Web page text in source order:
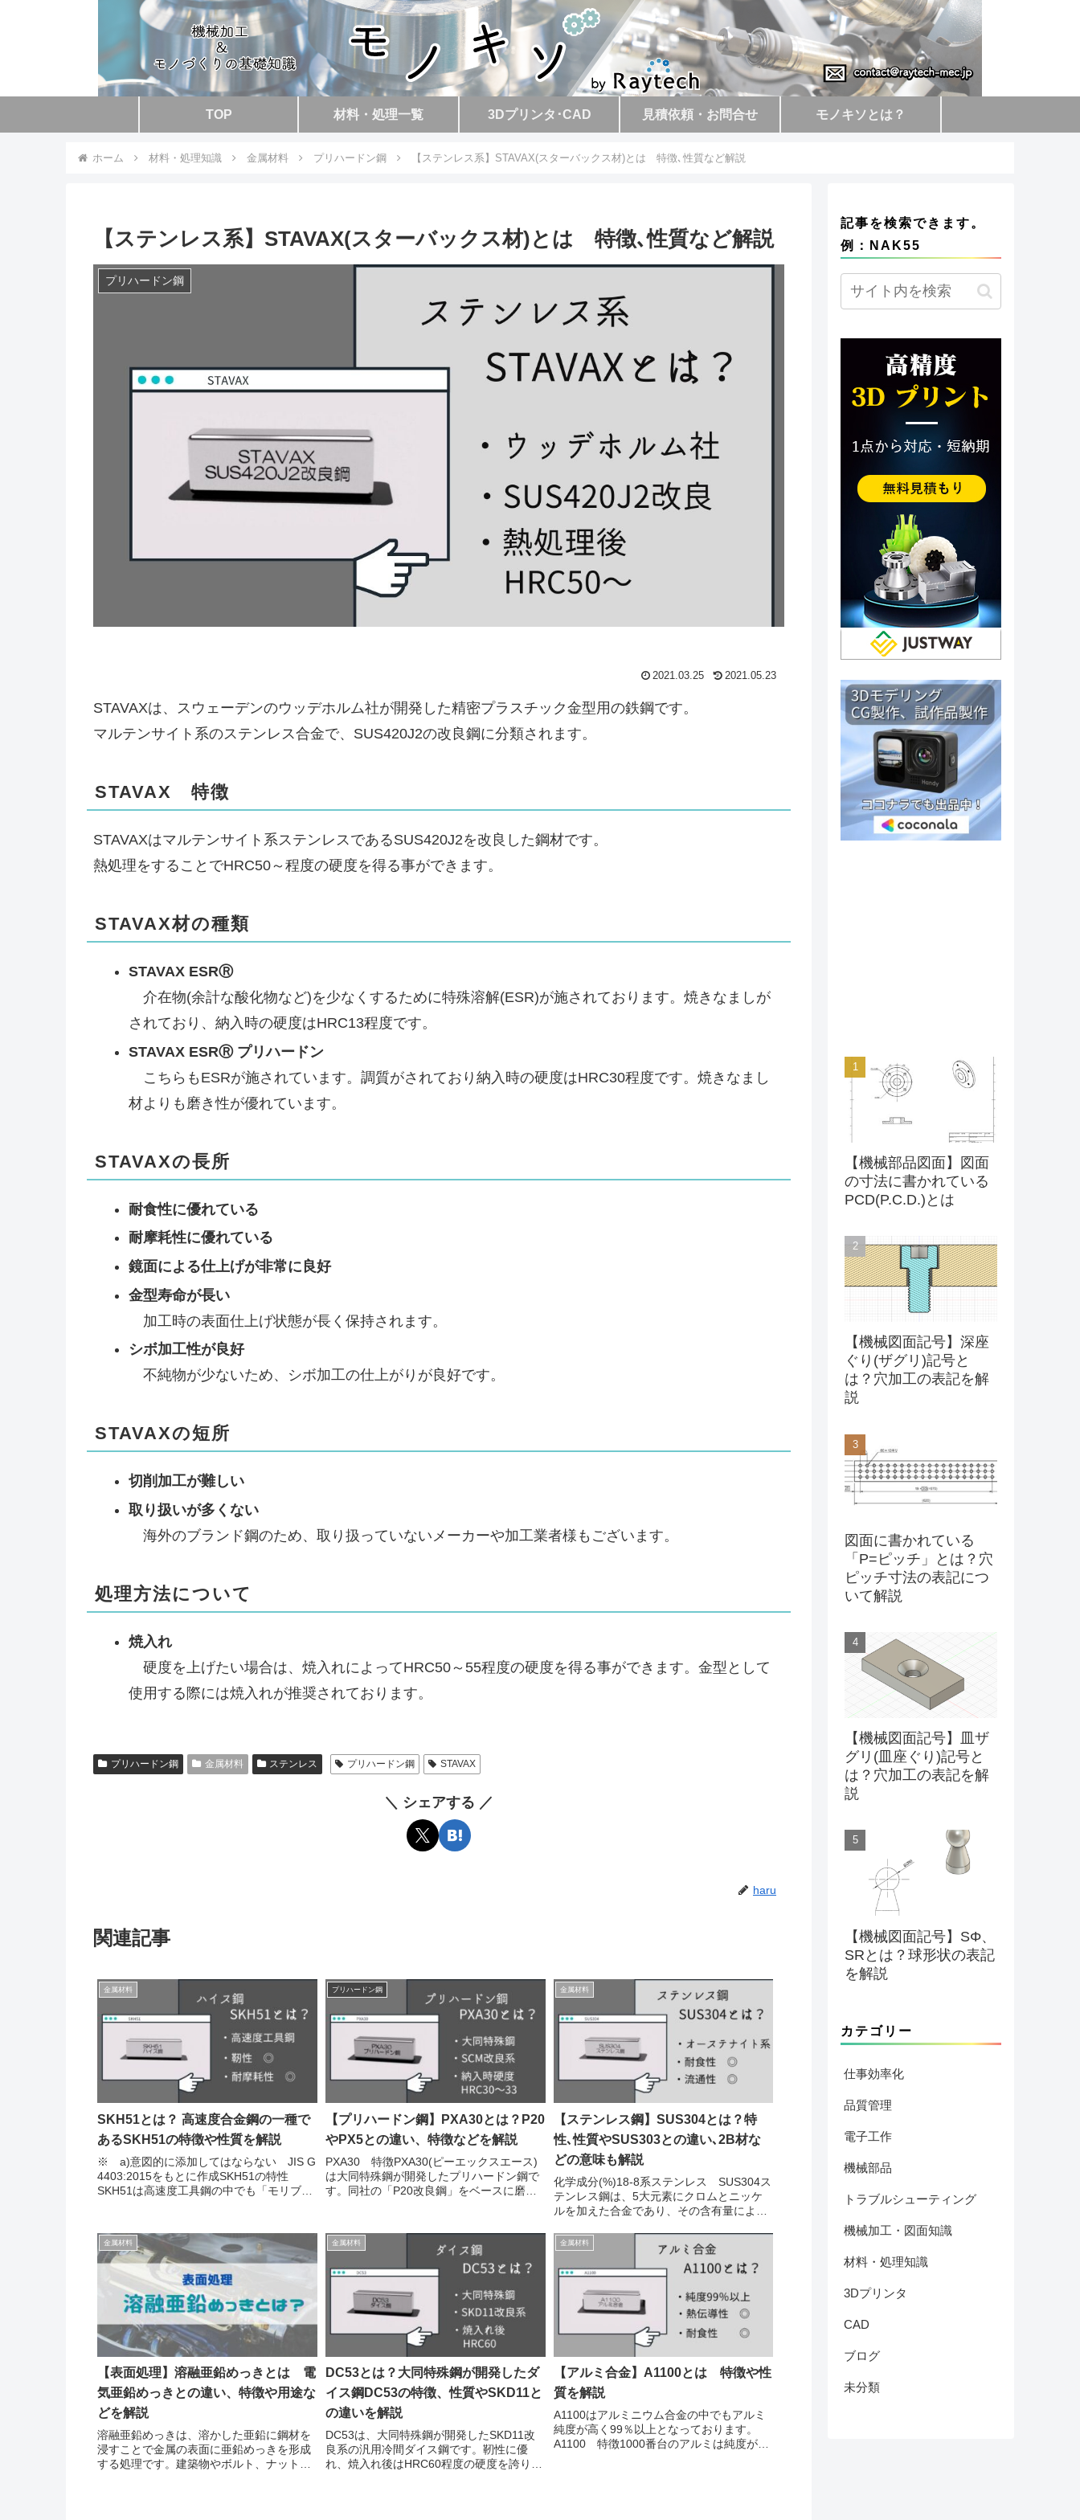
TOP 材料・処理一覧 3Dプリンタ･CAD 見積依頼・お問合せ モノキソとは？
ホーム 材料・処理知識 金属材料 プリハードン鋼 【ステンレス系】STAVAX(スターバックス材)とは 特徴､性質など解説
【ステンレス系】STAVAX(スターバックス材)とは 特徴､性質など解説
プリハードン鋼
2021.03.25 2021.05.23
STAVAXは、スウェーデンのウッデホルム社が開発した精密プラスチック金型用の鉄鋼です。
マルテンサイト系のステンレス合金で、SUS420J2の改良鋼に分類されます。
STAVAX 特徴
STAVAXはマルテンサイト系ステンレスであるSUS420J2を改良した鋼材です。
熱処理をすることでHRC50～程度の硬度を得る事ができます。
STAVAX材の種類
STAVAX ESRⓇ
介在物(余計な酸化物など)を少なくするために特殊溶解(ESR)が施されております。焼きなましが
されており、納入時の硬度はHRC13程度です。
STAVAX ESRⓇ プリハードン
こちらもESRが施されています。調質がされており納入時の硬度はHRC30程度です。焼きなまし
材よりも磨き性が優れています。
STAVAXの長所
耐食性に優れている
耐摩耗性に優れている
鏡面による仕上げが非常に良好
金型寿命が長い
加工時の表面仕上げ状態が長く保持されます。
シボ加工性が良好
不純物が少ないため、シボ加工の仕上がりが良好です。
STAVAXの短所
切削加工が難しい
取り扱いが多くない
海外のブランド鋼のため、取り扱っていないメーカーや加工業者様もございます。
処理方法について
焼入れ
硬度を上げたい場合は、焼入れによってHRC50～55程度の硬度を得る事ができます。金型として
使用する際には焼入れが推奨されております。
プリハードン鋼 金属材料 ステンレス プリハードン鋼 STAVAX
＼ シェアする ／
haru
関連記事
金属材料
SKH51とは？ 高速度合金鋼の一種で
あるSKH51の特徴や性質を解説
※ a)意図的に添加してはならない JIS G
4403:2015をもとに作成SKH51の特性
SKH51は高速度工具鋼の中でも「モリブデ
刃物系の材料」として選...
プリハードン鋼
【プリハードン鋼】PXA30とは？P20
やPX5との違い、特徴などを解説
PXA30 特徴PXA30(ピーエックスエース)
は大同特殊鋼が開発したプリハードン鋼で
す。同社の「P20改良鋼」をベースに磨き
ン鋼とは？ → プリハードン鋼そ...
金属材料
【ステンレス鋼】SUS304とは？特
性､性質やSUS303との違い､2B材な
どの意味も解説
化学成分(%)18-8系ステンレス SUS304ス
テンレス鋼は、5大元素にクロムとニッケ
ルを加えた合金であり、その含有量によっ
約18％、Ni約8％を含んでいる「18-8系ス
テンレス」に属し「流通し...
金属材料
【表面処理】溶融亜鉛めっきとは 電
気亜鉛めっきとの違い、特徴や用途な
どを解説
溶融亜鉛めっきは、溶かした亜鉛に鋼材を
浸すことで金属の表面に亜鉛めっきを形成
する処理です。建築物やボルト、ナットな
金属材料
DC53とは？大同特殊鋼が開発したダ
イス鋼DC53の特徴、性質やSKD11と
の違いを解説
DC53は、大同特殊鋼が開発したSKD11改
良系の汎用冷間ダイス鋼です。靭性に優
れ、焼入れ後はHRC60程度の硬度を誇りま
金属材料
【アルミ合金】A1100とは 特徴や性
質を解説
A1100はアルミニウム合金の中でもアルミ
純度が高く99％以上となっております。
A1100 特徴1000番台のアルミは純度が高
記事を検索できます。
例：NAK55
【機械部品図面】図面
の寸法に書かれている
PCD(P.C.D.)とは
【機械図面記号】深座
ぐり(ザグリ)記号と
は？穴加工の表記を解
説
図面に書かれている
「P=ピッチ」とは？穴
ピッチ寸法の表記につ
いて解説
【機械図面記号】皿ザ
グリ(皿座ぐり)記号と
は？穴加工の表記を解
説
【機械図面記号】SΦ、
SRとは？球形状の表記
を解説
カテゴリー
仕事効率化
品質管理
電子工作
機械部品
トラブルシューティング
機械加工・図面知識
材料・処理知識
3Dプリンタ
CAD
ブログ
未分類